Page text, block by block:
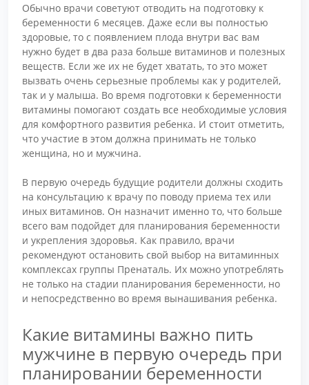
Обычно врачи советуют отводить на подготовку к
беременности 6 месяцев. Даже если вы полностью
здоровые, то с появлением плода внутри вас вам
нужно будет в два раза больше витаминов и полезных
веществ. Если же их не будет хватать, то это может
вызвать очень серьезные проблемы как у родителей,
так и у малыша. Во время подготовки к беременности
витамины помогают создать все необходимые условия
для комфортного развития ребенка. И стоит отметить,
что участие в этом должна принимать не только
женщина, но и мужчина.
В первую очередь будущие родители должны сходить
на консультацию к врачу по поводу приема тех или
иных витаминов. Он назначит именно то, что больше
всего вам подойдет для планирования беременности
и укрепления здоровья. Как правило, врачи
рекомендуют остановить свой выбор на витаминных
комплексах группы Пренаталь. Их можно употреблять
не только на стадии планирования беременности, но
и непосредственно во время вынашивания ребенка.
Какие витамины важно пить
мужчине в первую очередь при
планировании беременности